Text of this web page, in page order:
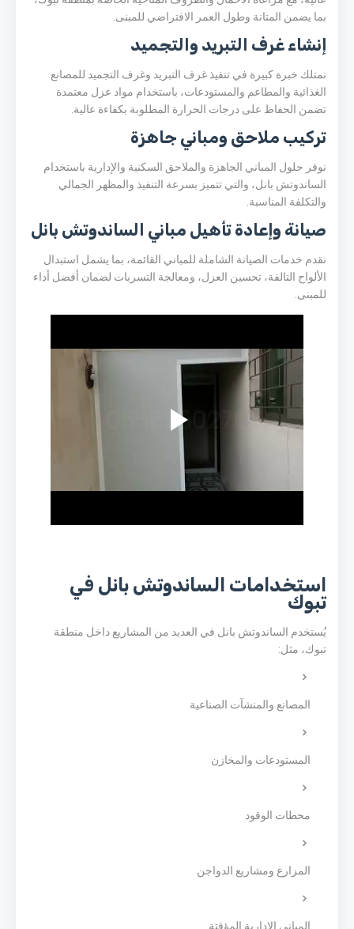
بما يضمن المتانة وطول العمر الافتراضي للمبنى.
إنشاء غرف التبريد والتجميد
نمتلك خبرة كبيرة في تنفيذ غرف التبريد وغرف التجميد للمصانع
الغذائية والمطاعم والمستودعات، باستخدام مواد عزل معتمدة
تضمن الحفاظ على درجات الحرارة المطلوبة بكفاءة عالية.
تركيب ملاحق ومباني جاهزة
نوفر حلول المباني الجاهزة والملاحق السكنية والإدارية باستخدام
الساندوتش بانل، والتي تتميز بسرعة التنفيذ والمظهر الجمالي
والتكلفة المناسبة.
صيانة وإعادة تأهيل مباني الساندوتش بانل
نقدم خدمات الصيانة الشاملة للمباني القائمة، بما يشمل استبدال
الألواح التالفة، تحسين العزل، ومعالجة التسربات لضمان أفضل أداء
للمبنى.
استخدامات الساندوتش بانل في
تبوك
يُستخدم الساندوتش بانل في العديد من المشاريع داخل منطقة
تبوك، مثل:
المصانع والمنشآت الصناعية
المستودعات والمخازن
محطات الوقود
المزارع ومشاريع الدواجن
المباني الإدارية المؤقتة